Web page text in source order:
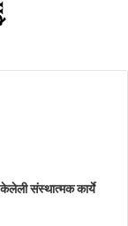
केलेली संस्थात्मक कार्ये